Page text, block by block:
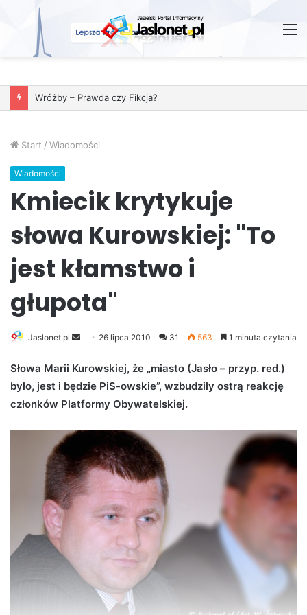
Wróżby – Prawda czy Fikcja?
Start / Wiadomości
Wiadomości
Kmiecik krytykuje
słowa Kurowskiej: "To
jest kłamstwo i
głupota"
Jaslonet.pl
n
d
a
a
i
26 lipca 2010 31 563 1 minuta czytania
Słowa Marii Kurowskiej, że „miasto (Jasło – przyp. red.)
było, jest i będzie PiS-owskie”, wzbudziły ostrą reakcję
członków Platformy Obywatelskiej.